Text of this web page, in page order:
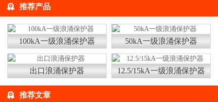
推荐产品
100kA一级浪涌保护器 50kA一级浪涌保护器
出口浪涌保护器 12.5/15kA一级浪涌保护器
推荐文章